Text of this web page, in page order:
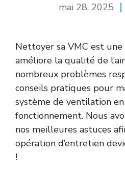
mai 28, 2025
Nettoyer sa VMC est
améliore la qualité de
nombreux problèmes
conseils pratiques pour
système de ventilation
fonctionnement. Nous
nos meilleures astuces
opération d’entretien
!